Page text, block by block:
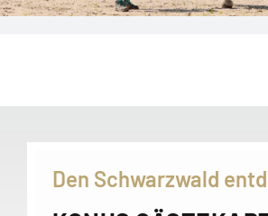
Den Schwarzwald